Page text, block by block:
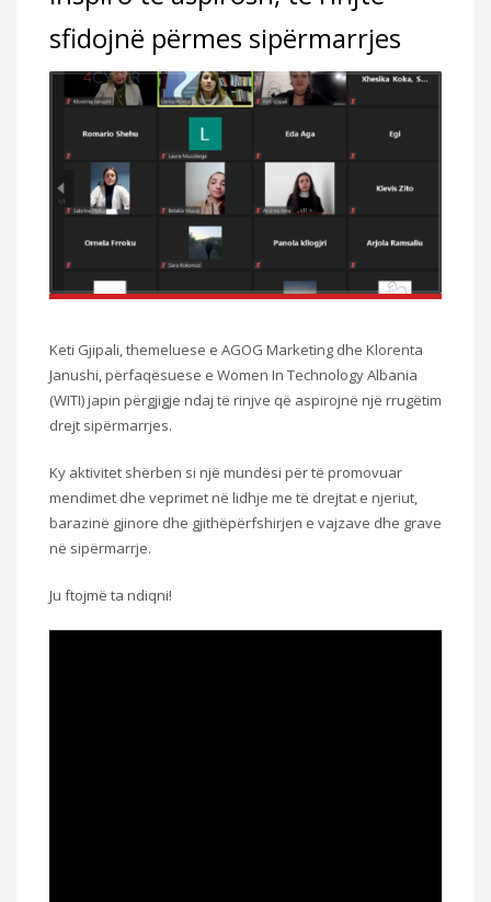
sfidojnë përmes sipërmarrjes
Keti Gjipali, themeluese e AGOG Marketing dhe Klorenta
Janushi, përfaqësuese e Women In Technology Albania
(WITI) japin përgjigje ndaj të rinjve që aspirojnë një rrugëtim
drejt sipërmarrjes.
Ky aktivitet shërben si një mundësi për të promovuar
mendimet dhe veprimet në lidhje me të drejtat e njeriut,
barazinë gjinore dhe gjithëpërfshirjen e vajzave dhe grave
në sipërmarrje.
Ju ftojmë ta ndiqni!